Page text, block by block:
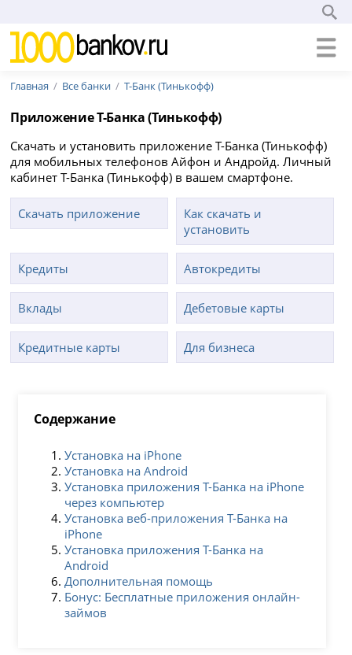
Главная Все банки Т-Банк (Тинькофф)
Приложение Т-Банка (Тинькофф)
Скачать и установить приложение Т-Банка (Тинькофф)
для мобильных телефонов Айфон и Андройд. Личный
кабинет Т-Банка (Тинькофф) в вашем смартфоне.
Скачать приложение
Как скачать и
установить
Кредиты Автокредиты
Вклады Дебетовые карты
Кредитные карты Для бизнеса
Содержание
Установка на iPhone
Установка на Android
Установка приложения Т-Банка на iPhone
через компьютер
Установка веб-приложения Т-Банка на
iPhone
Установка приложения Т-Банка на
Android
Дополнительная помощь
Бонус: Бесплатные приложения онлайн-
займов